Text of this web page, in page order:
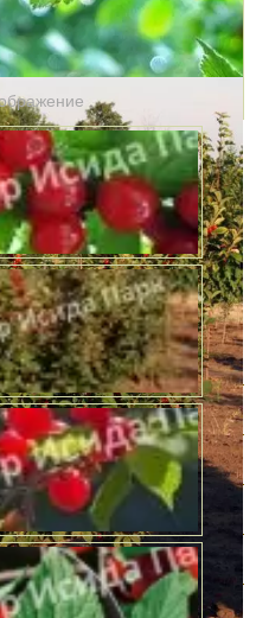
Салют
1000 руб.
В наличии
1548 руб.
В наличии
4690 руб.
В наличии
6890 руб.
В наличии
7980 руб.
В наличии